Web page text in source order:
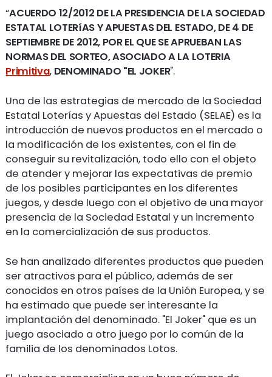
“ACUERDO 12/2012 DE LA PRESIDENCIA DE LA SOCIEDAD
ESTATAL LOTERíAS Y APUESTAS DEL ESTADO, DE 4 DE
SEPTIEMBRE DE 2012, POR EL QUE SE APRUEBAN LAS
NORMAS DEL SORTEO, ASOCIADO A LA LOTERIA
Primitiva, DENOMINADO "EL JOKER".
Una de las estrategias de mercado de la Sociedad
Estatal Loterías y Apuestas del Estado (SELAE) es la
introducción de nuevos productos en el mercado o
la modificación de los existentes, con el fin de
conseguir su revitalización, todo ello con el objeto
de atender y mejorar las expectativas de premio
de los posibles participantes en los diferentes
juegos, y desde luego con el objetivo de una mayor
presencia de la Sociedad Estatal y un incremento
en la comercialización de sus productos.
Se han analizado diferentes productos que pueden
ser atractivos para el público, además de ser
conocidos en otros países de la Unión Europea, y se
ha estimado que puede ser interesante la
implantación del denominado. "El Joker" que es un
juego asociado a otro juego por lo común de la
familia de los denominados Lotos.